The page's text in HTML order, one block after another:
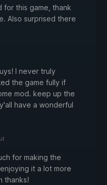
for this game, thank
Also surprised there
I never truly
the game fully if
mod. keep up the
have a wonderful
for making the
it a lot more
thanks!